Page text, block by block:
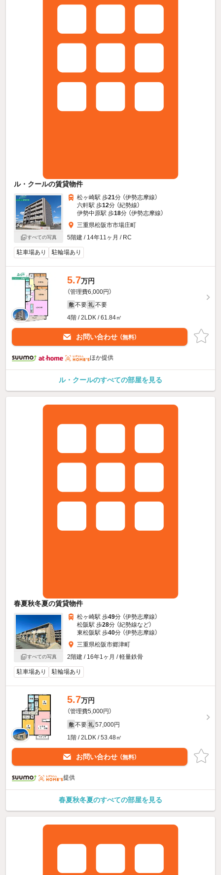
ル・クールの賃貸物件
すべての写真
松ヶ崎駅 歩21分 （伊勢志摩線）
六軒駅 歩12分 （紀勢線）
伊勢中原駅 歩18分 （伊勢志摩線）
三重県松阪市市場庄町
5階建 / 14年11ヶ月 / RC
駐車場あり 駐輪場あり
5.7万円
（管理費6,000円）
敷 不要 礼 不要
4階 / 2LDK / 61.84㎡
お問い合わせ （無料）
ほか提供
ル・クールのすべての部屋を見る
春夏秋冬夏の賃貸物件
すべての写真
松ヶ崎駅 歩49分 （伊勢志摩線）
松阪駅 歩28分 （紀勢線など）
東松阪駅 歩40分 （伊勢志摩線）
三重県松阪市郷津町
2階建 / 16年1ヶ月 / 軽量鉄骨
駐車場あり 駐輪場あり
5.7万円
（管理費5,000円）
敷 不要 礼 57,000円
1階 / 2LDK / 53.48㎡
お問い合わせ （無料）
提供
春夏秋冬夏のすべての部屋を見る